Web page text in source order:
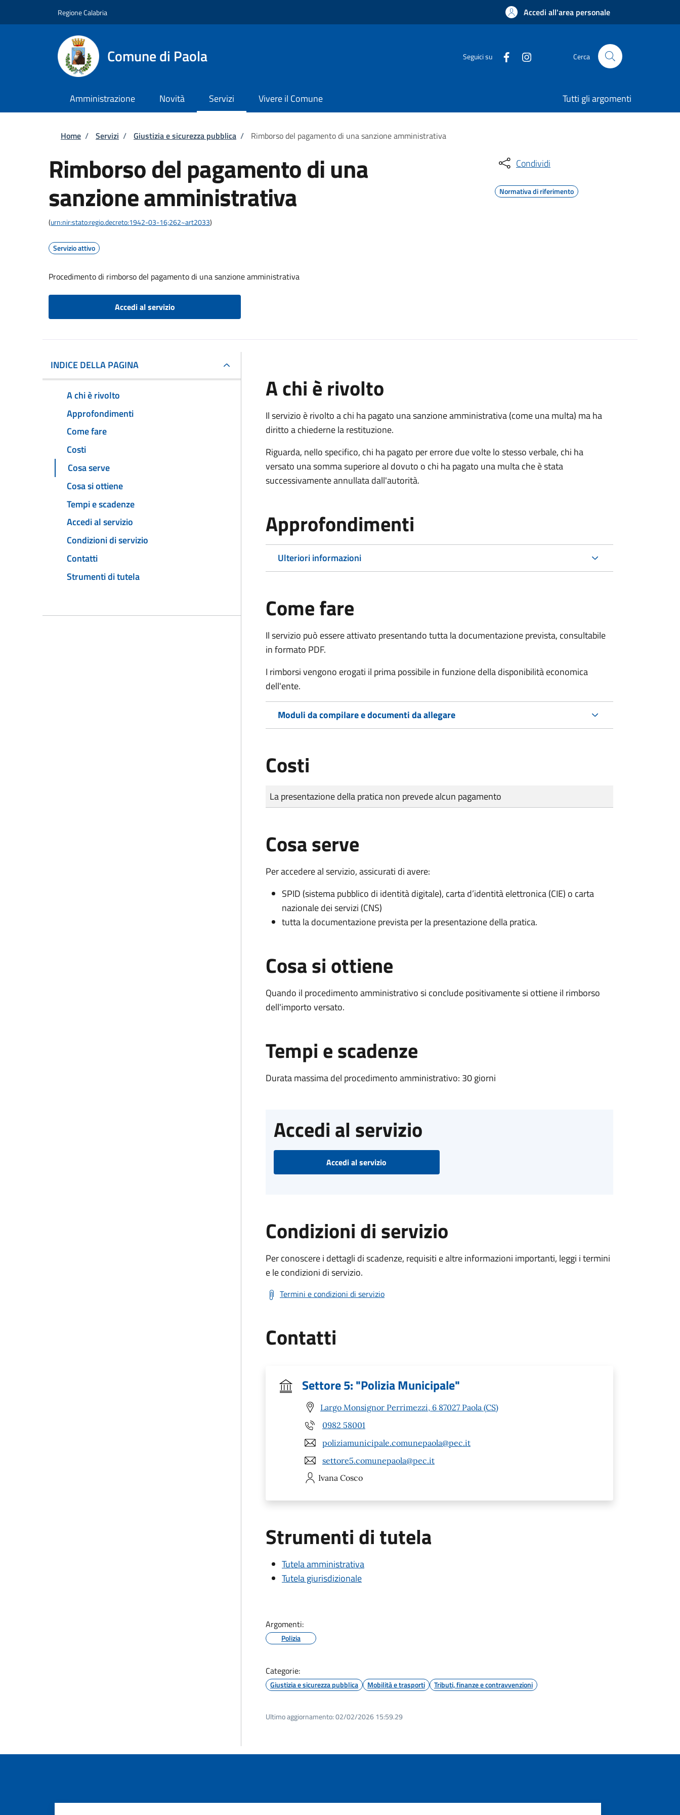
Regione Calabria Accedi all'area personale
Comune di Paola Seguici su Cerca
Amministrazione Novità Servizi Vivere il Comune Tutti gli argomenti
Briciole di pane
Home / Servizi / Giustizia e sicurezza pubblica / Rimborso del pagamento di una sanzione amministrativa
Rimborso del pagamento di una
sanzione amministrativa
(urn:nir:stato:regio.decreto:1942-03-16;262~art2033)
Servizio attivo
Procedimento di rimborso del pagamento di una sanzione amministrativa
Accedi al servizio
Condividi
Normativa di riferimento
INDICE DELLA PAGINA
A chi è rivolto
Approfondimenti
Come fare
Costi
Cosa serve
Cosa si ottiene
Tempi e scadenze
Accedi al servizio
Condizioni di servizio
Contatti
Strumenti di tutela
A chi è rivolto
Il servizio è rivolto a chi ha pagato una sanzione amministrativa (come una multa) ma ha
diritto a chiederne la restituzione.
Riguarda, nello specifico, chi ha pagato per errore due volte lo stesso verbale, chi ha
versato una somma superiore al dovuto o chi ha pagato una multa che è stata
successivamente annullata dall'autorità.
Approfondimenti
Ulteriori informazioni
Come fare
Il servizio può essere attivato presentando tutta la documentazione prevista, consultabile
in formato PDF.
I rimborsi vengono erogati il prima possibile in funzione della disponibilità economica
dell'ente.
Moduli da compilare e documenti da allegare
Costi
Tipo di pagamento
Importo
La presentazione della pratica non prevede alcun pagamento
Cosa serve
Per accedere al servizio, assicurati di avere:
SPID (sistema pubblico di identità digitale), carta d’identità elettronica (CIE) o carta
nazionale dei servizi (CNS)
tutta la documentazione prevista per la presentazione della pratica.
Cosa si ottiene
Quando il procedimento amministrativo si conclude positivamente si ottiene il rimborso
dell'importo versato.
Tempi e scadenze
Durata massima del procedimento amministrativo: 30 giorni
Accedi al servizio
Accedi al servizio
Condizioni di servizio
Per conoscere i dettagli di scadenze, requisiti e altre informazioni importanti, leggi i termini
e le condizioni di servizio.
Termini e condizioni di servizio
Contatti
Settore 5: "Polizia Municipale"
Largo Monsignor Perrimezzi, 6 87027 Paola (CS)
0982 58001
poliziamunicipale.comunepaola@pec.it
settore5.comunepaola@pec.it
Ivana Cosco
Strumenti di tutela
Tutela amministrativa
Tutela giurisdizionale
Argomenti:
Polizia
Categorie:
Giustizia e sicurezza pubblica Mobilità e trasporti Tributi, finanze e contravvenzioni
Ultimo aggiornamento:02/02/2026 15:59.29